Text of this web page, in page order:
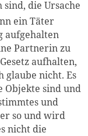
sind, die Ursache
ein Täter
aufgehalten
Partnerin zu
aufhalten,
glaube nicht. Es
Objekte sind und
und
so und wird
nicht die